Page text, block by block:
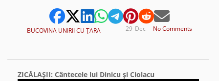
BUCOVINA UNIRII CU ŢARA No Comments
Dec
29
ZICĂLAŞII: Cântecele lui Dinicu şi Ciolacu